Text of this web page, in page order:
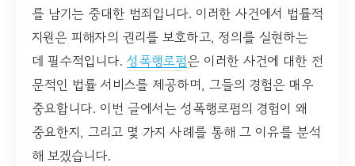
를 남기는 중대한 범죄입니다. 이러한 사건에서 법률적
지원은 피해자의 권리를 보호하고, 정의를 실현하는
데 필수적입니다. 성폭행로펌은 이러한 사건에 대한 전
문적인 법률 서비스를 제공하며, 그들의 경험은 매우
중요합니다. 이번 글에서는 성폭행로펌의 경험이 왜
중요한지, 그리고 몇 가지 사례를 통해 그 이유를 분석
해 보겠습니다.